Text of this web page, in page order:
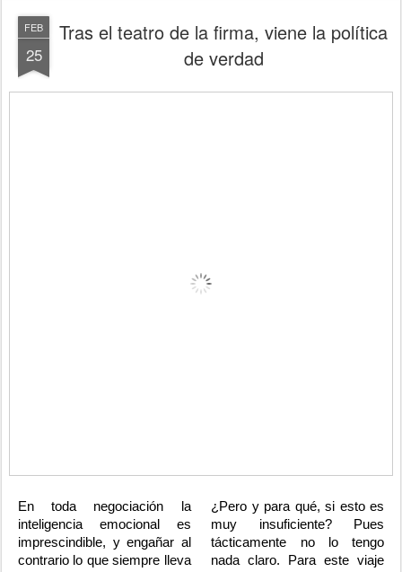
FEB
25
Tras el teatro de la firma, viene la política
de verdad
En toda negociación la
inteligencia emocional es
imprescindible, y engañar al
contrario lo que siempre lleva
¿Pero y para qué, si esto es
muy insuficiente? Pues
tácticamente no lo tengo
nada claro. Para este viaje